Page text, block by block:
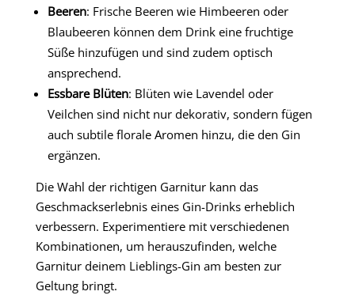
Beeren: Frische Beeren wie Himbeeren oder
Blaubeeren können dem Drink eine fruchtige
Süße hinzufügen und sind zudem optisch
ansprechend.
Essbare Blüten: Blüten wie Lavendel oder
Veilchen sind nicht nur dekorativ, sondern fügen
auch subtile florale Aromen hinzu, die den Gin
ergänzen.
Die Wahl der richtigen Garnitur kann das
Geschmackserlebnis eines Gin-Drinks erheblich
verbessern. Experimentiere mit verschiedenen
Kombinationen, um herauszufinden, welche
Garnitur deinem Lieblings-Gin am besten zur
Geltung bringt.